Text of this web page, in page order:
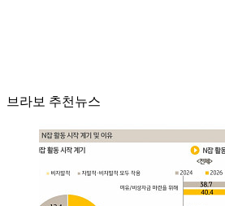
브라보 추천뉴스